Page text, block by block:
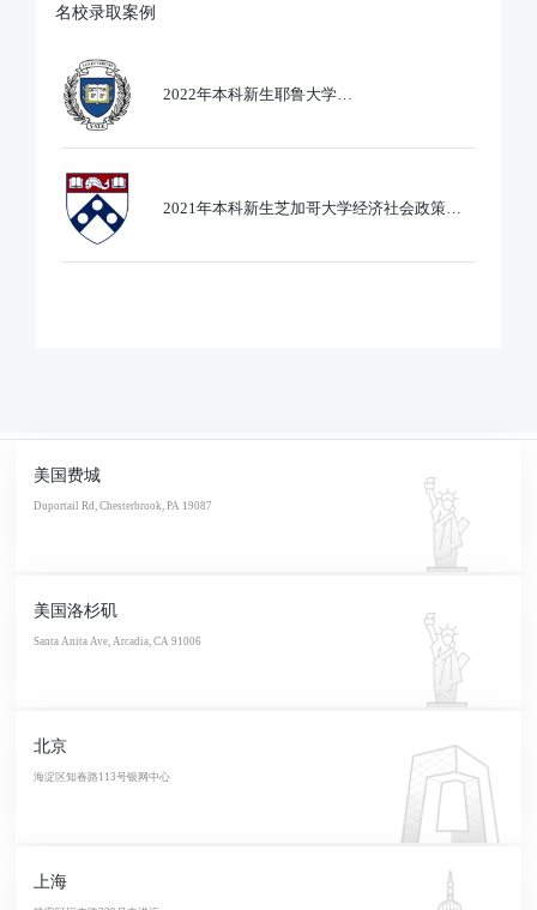
名校录取案例
2022年本科新生耶鲁大学
2021年本科新生芝加哥大学经济社会政策专
美国费城
Duportail Rd, Chesterbrook, PA 19087
美国洛杉矶
Santa Anita Ave, Arcadia, CA 91006
北京
海淀区知春路113号银网中心
上海